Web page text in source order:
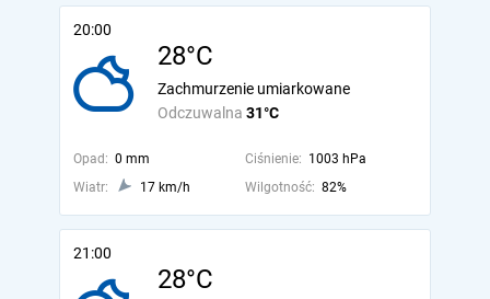
20:00
28°C
Odczuwalna 31°C
Zachmurzenie umiarkowane
Opad: 0 mm Ciśnienie: 1003 hPa
Wiatr:
17 km/h Wilgotność: 82%
21:00
28°C